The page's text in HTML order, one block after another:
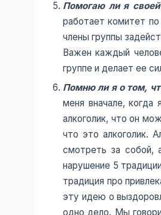
Помогаю ли я
работает комитет
члены группы
Важен каждый
группе и делает ее
Помню ли я о том,
меня вначале,
алкоголик, что он
что это алкоголик.
смотреть за собой,
нарушение 5
традиция про
эту идею о
одно дело. Мы